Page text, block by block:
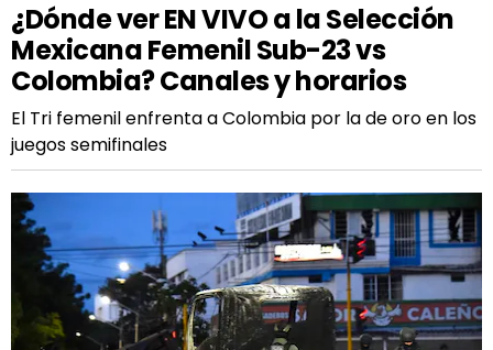
¿Dónde ver EN VIVO a la Selección
Mexicana Femenil Sub-23 vs
Colombia? Canales y horarios
El Tri femenil enfrenta a Colombia por la de oro en los
juegos semifinales